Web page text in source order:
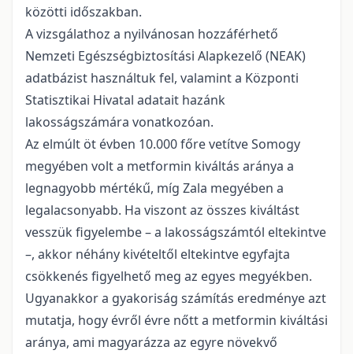
közötti időszakban.
A vizsgálathoz a nyilvánosan hozzáférhető
Nemzeti Egészségbiztosítási Alapkezelő (NEAK)
adatbázist használtuk fel, valamint a Központi
Statisztikai Hivatal adatait hazánk
lakosságszámára vonatkozóan.
Az elmúlt öt évben 10.000 főre vetítve Somogy
megyében volt a metformin kiváltás aránya a
legnagyobb mértékű, míg Zala megyében a
legalacsonyabb. Ha viszont az összes kiváltást
vesszük figyelembe – a lakosságszámtól eltekintve
–, akkor néhány kivételtől eltekintve egyfajta
csökkenés figyelhető meg az egyes megyékben.
Ugyanakkor a gyakoriság számítás eredménye azt
mutatja, hogy évről évre nőtt a metformin kiváltási
aránya, ami magyarázza az egyre növekvő